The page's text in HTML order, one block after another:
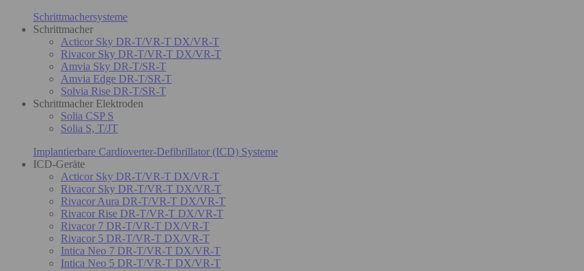
Schrittmachersysteme
Schrittmacher
Acticor Sky DR-T/VR-T DX/VR-T
Rivacor Sky DR-T/VR-T DX/VR-T
Amvia Sky DR-T/SR-T
Amvia Edge DR-T/SR-T
Solvia Rise DR-T/SR-T
Schrittmacher Elektroden
Solia CSP S
Solia S, T/JT
Implantierbare Cardioverter-Defibrillator (ICD) Systeme
ICD-Geräte
Acticor Sky DR-T/VR-T DX/VR-T
Rivacor Sky DR-T/VR-T DX/VR-T
Rivacor Aura DR-T/VR-T DX/VR-T
Rivacor Rise DR-T/VR-T DX/VR-T
Rivacor 7 DR-T/VR-T DX/VR-T
Rivacor 5 DR-T/VR-T DX/VR-T
Intica Neo 7 DR-T/VR-T DX/VR-T
Intica Neo 5 DR-T/VR-T DX/VR-T